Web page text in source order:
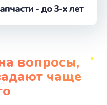
матрицы
- до 3-х лет
вопросы,
чаще